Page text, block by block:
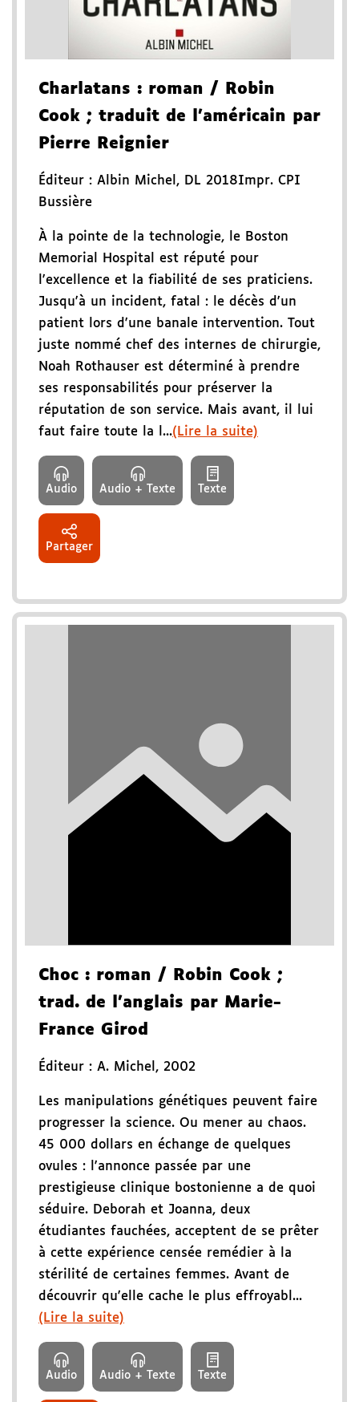
Charlatans : roman / Robin
Cook ; traduit de l'américain par
Pierre Reignier
Éditeur : Albin Michel , DL 2018Impr. CPI
Bussière
À la pointe de la technologie, le Boston
Memorial Hospital est réputé pour
l'excellence et la fiabilité de ses praticiens.
Jusqu'à un incident, fatal : le décès d'un
patient lors d'une banale intervention. Tout
juste nommé chef des internes de chirurgie,
Noah Rothauser est déterminé à prendre
ses responsabilités pour préserver la
réputation de son service. Mais avant, il lui
faut faire toute la l...(Lire la suite)
Audio Audio + Texte Texte
Partager
Choc : roman / Robin Cook ;
trad. de l'anglais par Marie-
France Girod
Éditeur : A. Michel, 2002
Les manipulations génétiques peuvent faire
progresser la science. Ou mener au chaos.
45 000 dollars en échange de quelques
ovules : l'annonce passée par une
prestigieuse clinique bostonienne a de quoi
séduire. Deborah et Joanna, deux
étudiantes fauchées, acceptent de se prêter
à cette expérience censée remédier à la
stérilité de certaines femmes. Avant de
découvrir qu'elle cache le plus effroyabl...
(Lire la suite)
Audio Audio + Texte Texte